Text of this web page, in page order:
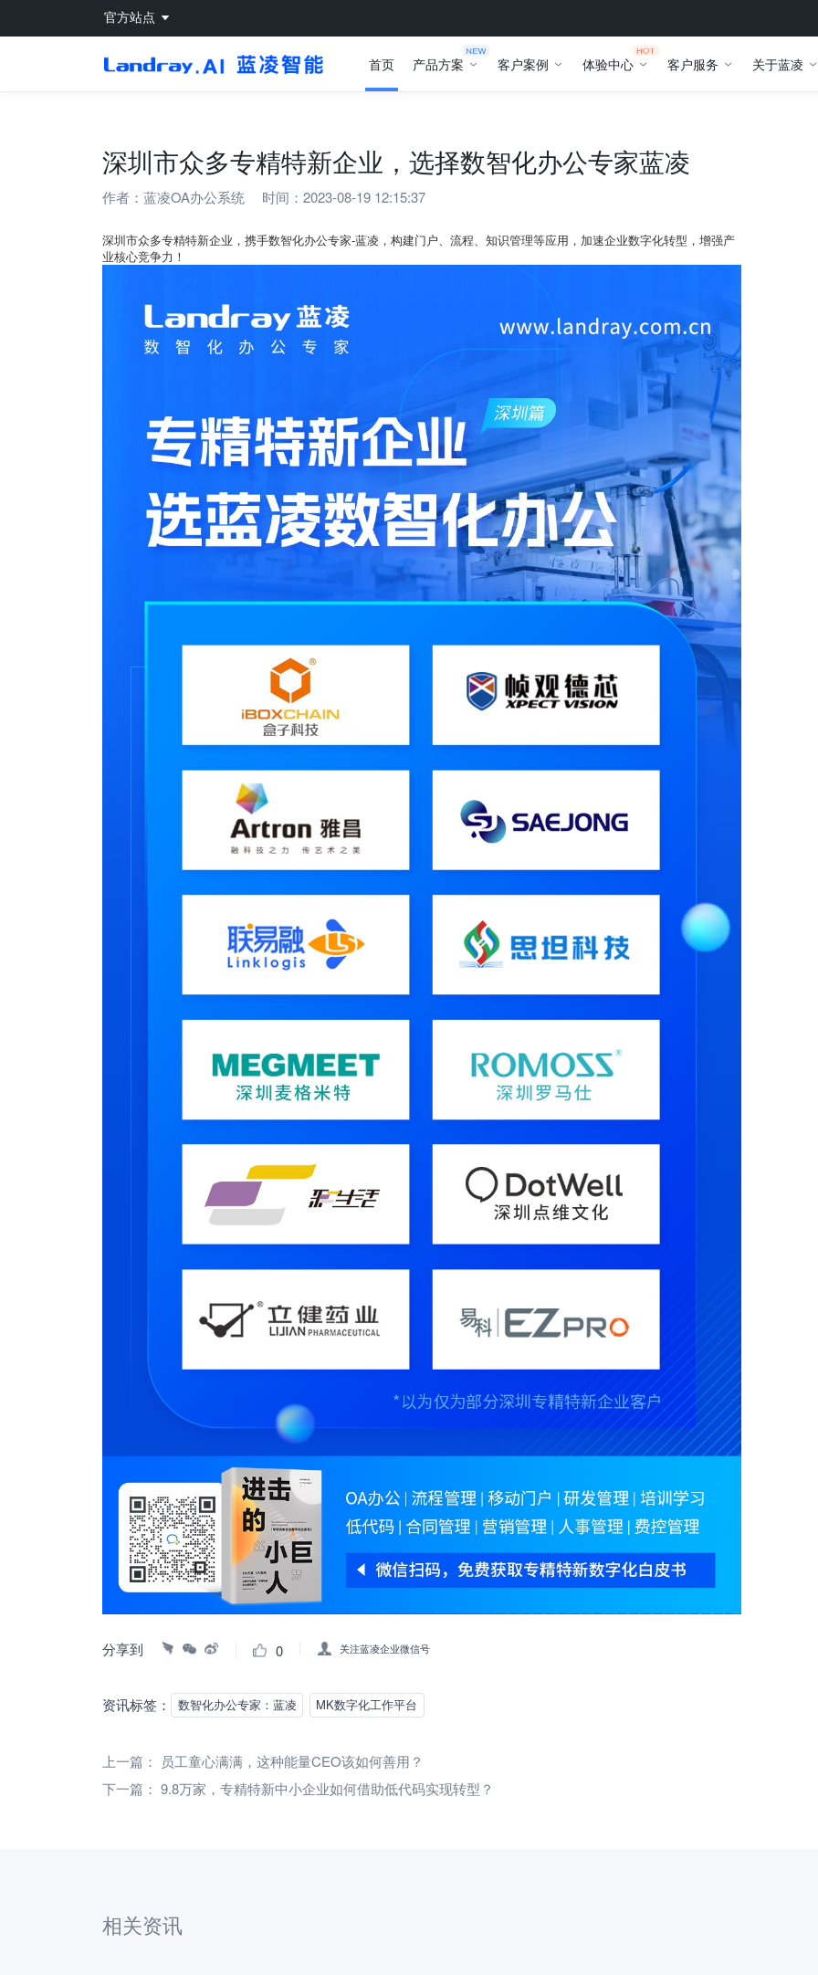
官方站点
首页 产品方案 客户案例 体验中心 客户服务 关于蓝凌
深圳市众多专精特新企业，选择数智化办公专家蓝凌
作者： 蓝凌OA办公系统 时间：2023-08-19 12:15:37
深圳市众多专精特新企业，携手数智化办公专家-蓝凌，构建门户、流程、知识管理等应用，加速企业数字化转型，增强产
业核心竞争力！
分享到 0 关注蓝凌企业微信号
资讯标签： 数智化办公专家：蓝凌 MK数字化工作平台
上一篇：
员工童心满满，这种能量CEO该如何善用？
下一篇： 9.8万家，专精特新中小企业如何借助低代码实现转型？
相关资讯